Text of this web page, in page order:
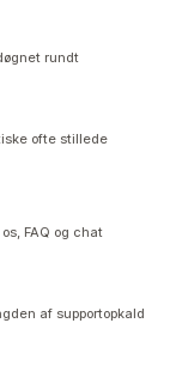
rundt
ofte stillede
FAQ og chat
af supportopkald